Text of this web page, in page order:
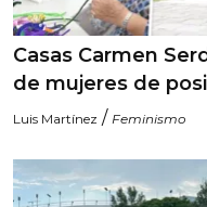
Casas Carmen
de mujeres de
Luis Martínez / Feminismo